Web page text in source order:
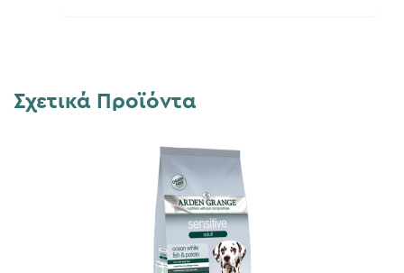
Σχετικά Προϊόντα